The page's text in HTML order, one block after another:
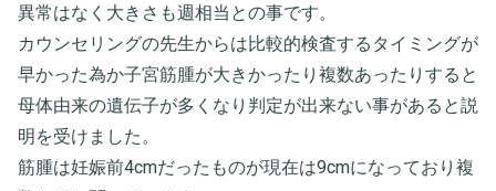
異常はなく大きさも週相当との事です。
カウンセリングの先生からは比較的検査するタイミングが
早かった為か子宮筋腫が大きかったり複数あったりすると
母体由来の遺伝子が多くなり判定が出来ない事があると説
明を受けました。
筋腫は妊娠前4cmだったものが現在は9cmになっており複